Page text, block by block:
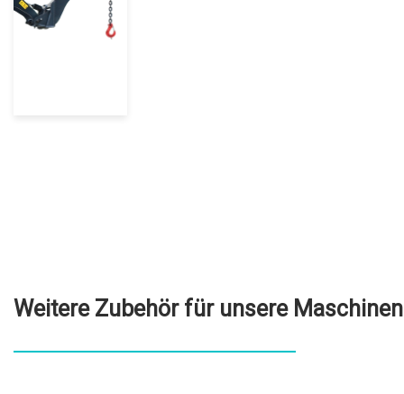
Weitere Zubehör für unsere Maschinen